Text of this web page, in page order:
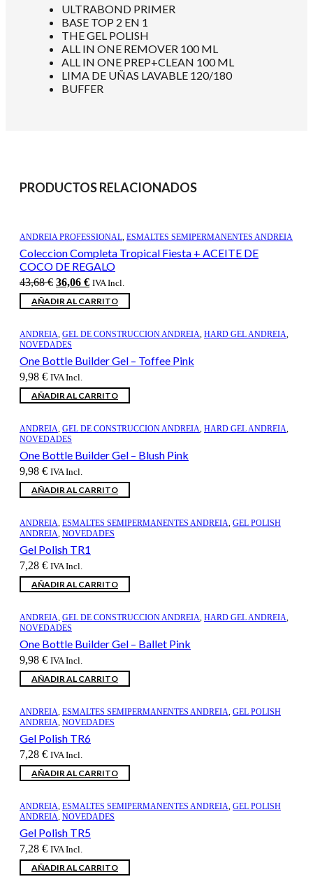
ULTRABOND PRIMER
BASE TOP 2 EN 1
THE GEL POLISH
ALL IN ONE REMOVER 100 ML
ALL IN ONE PREP+CLEAN 100 ML
LIMA DE UÑAS LAVABLE 120/180
BUFFER
PRODUCTOS RELACIONADOS
ANDREIA PROFESSIONAL, ESMALTES SEMIPERMANENTES ANDREIA
Coleccion Completa Tropical Fiesta + ACEITE DE
COCO DE REGALO
43,68€ El
precio
original
43,68 €.
36,06 €El
precio
actual
36,06 €.
IVA Incl.
AÑADIR AL CARRITO
ANDREIA, GEL DE CONSTRUCCION ANDREIA, HARD GEL ANDREIA,
NOVEDADES
One Bottle Builder Gel – Toffee Pink
9,98 € IVA Incl.
AÑADIR AL CARRITO
ANDREIA, GEL DE CONSTRUCCION ANDREIA, HARD GEL ANDREIA,
NOVEDADES
One Bottle Builder Gel – Blush Pink
9,98 € IVA Incl.
AÑADIR AL CARRITO
ANDREIA, ESMALTES SEMIPERMANENTES ANDREIA, GEL POLISH
ANDREIA, NOVEDADES
Gel Polish TR1
7,28 € IVA Incl.
AÑADIR AL CARRITO
ANDREIA, GEL DE CONSTRUCCION ANDREIA, HARD GEL ANDREIA,
NOVEDADES
One Bottle Builder Gel – Ballet Pink
9,98 € IVA Incl.
AÑADIR AL CARRITO
ANDREIA, ESMALTES SEMIPERMANENTES ANDREIA, GEL POLISH
ANDREIA, NOVEDADES
Gel Polish TR6
7,28 € IVA Incl.
AÑADIR AL CARRITO
ANDREIA, ESMALTES SEMIPERMANENTES ANDREIA, GEL POLISH
ANDREIA, NOVEDADES
Gel Polish TR5
7,28 € IVA Incl.
AÑADIR AL CARRITO